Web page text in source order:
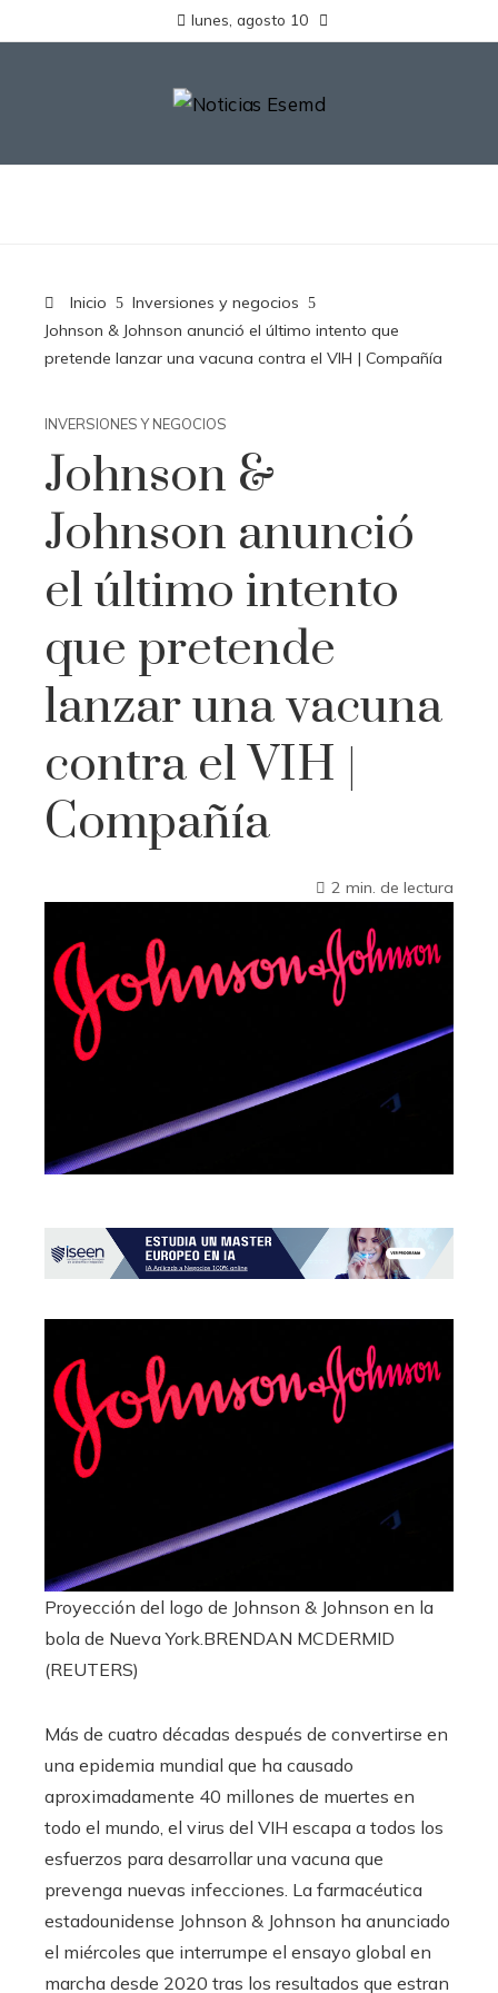
lunes, agosto 10
Inicio
Inversiones y negocios
Johnson & Johnson anunció el último intento que
pretende lanzar una vacuna contra el VIH | Compañía
INVERSIONES Y NEGOCIOS
Johnson &
Johnson anunció
el último intento
que pretende
lanzar una vacuna
contra el VIH |
Compañía
2 min. de lectura
Proyección del logo de Johnson & Johnson en la
bola de Nueva York.BRENDAN MCDERMID
(REUTERS)
Más de cuatro décadas después de convertirse en
una epidemia mundial que ha causado
aproximadamente 40 millones de muertes en
todo el mundo, el virus del VIH escapa a todos los
esfuerzos para desarrollar una vacuna que
prevenga nuevas infecciones. La farmacéutica
estadounidense Johnson & Johnson ha anunciado
el miércoles que interrumpe el ensayo global en
marcha desde 2020 tras los resultados que estran